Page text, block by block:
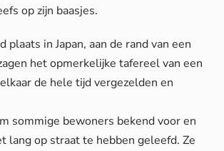
op zijn baasjes.
plaats in Japan, aan de rand van een
het opmerkelijke tafereel van een
de hele tijd vergezelden en
sommige bewoners bekend voor en
lang op straat te hebben geleefd. Ze